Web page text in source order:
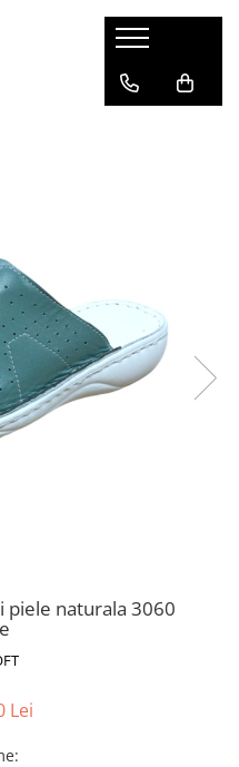
piele naturala 3060
Lei
: